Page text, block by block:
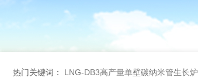
热门关键词： LNG-DB3高产量单壁碳纳米管生长炉